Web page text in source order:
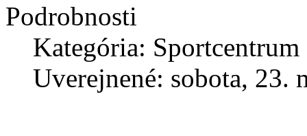
Podrobnosti
Kategória: Sportcentrum
Uverejnené: sobota, 23.